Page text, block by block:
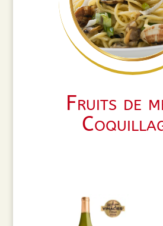
Fruits de